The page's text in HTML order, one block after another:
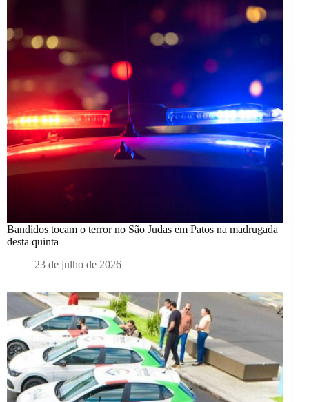
Bandidos tocam o terror no São Judas em Patos na madrugada
desta quinta
23 de julho de 2026